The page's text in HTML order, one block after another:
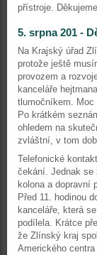
přístroje.
5. srpna 201 -
Na Krajský úřad
protože ještě
provozem a
kanceláře
tlumočníkem. Moc
Po krátkém
ohledem na
zvláštní, v tom
Telefonické
čekání. Jednak se
kolona a dopravní
Před 11. hodinou
kanceláře, která
podílela. Krátce
že Zlínský kraj
Amerického